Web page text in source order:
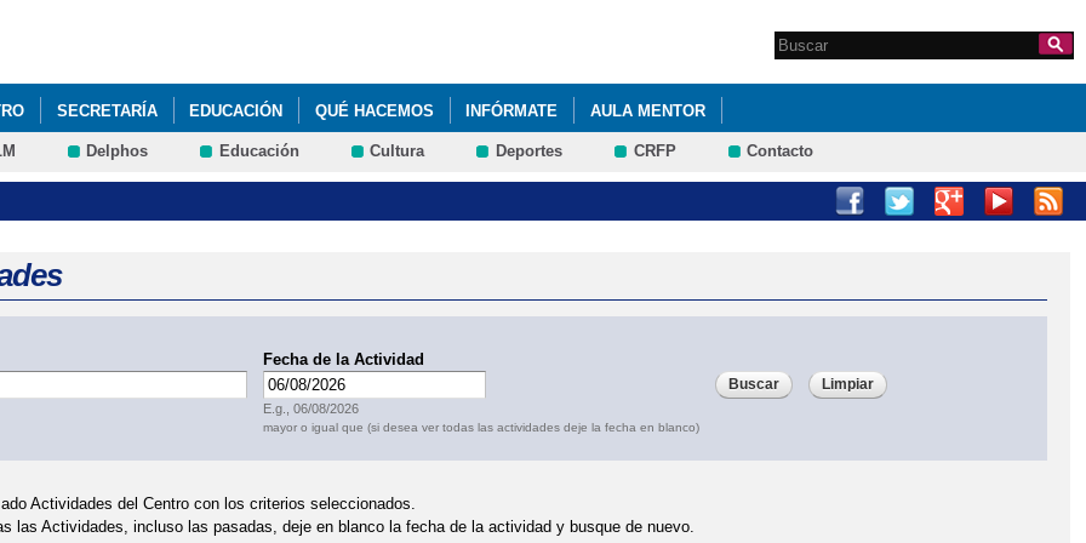
Formulario de
Search this site
SECRETARÍA EDUCACIÓN QUÉ HACEMOS INFÓRMATE AULA MENTOR
Delphos Educación Cultura Deportes CRFP Contacto
Fecha de la Actividad
Fecha
E.g., 06/08/2026
mayor o igual que (si desea ver todas las actividades deje la fecha en blanco)
Actividades del Centro con los criterios seleccionados.
las Actividades, incluso las pasadas, deje en blanco la fecha de la actividad y busque de nuevo.